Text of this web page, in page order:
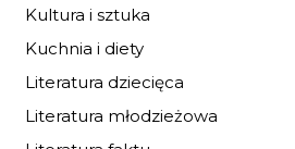
Kultura i sztuka
Kuchnia i diety
Literatura dziecięca
Literatura młodzieżowa